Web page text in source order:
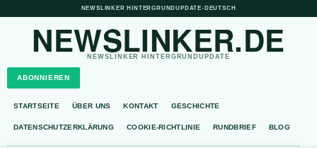
NEWSLINKER HINTERGRUNDUPDATE• DEUTSCH
NEWSLINKER.DE
NEWSLINKER HINTERGRUNDUPDATE
ABONNIEREN
STARTSEITE ÜBER UNS KONTAKT GESCHICHTE
DATENSCHUTZERKLÄRUNG COOKIE-RICHTLINIE RUNDBRIEF BLOG